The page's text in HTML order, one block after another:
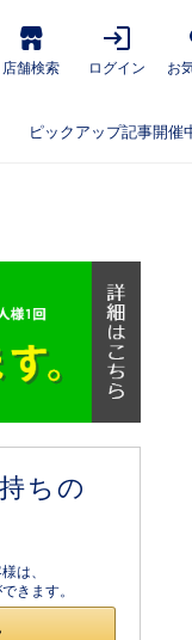
店舗検索 ログイン お
ピックアップ記事開催
ちの
は、
きます。